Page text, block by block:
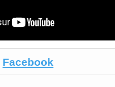
Facebook